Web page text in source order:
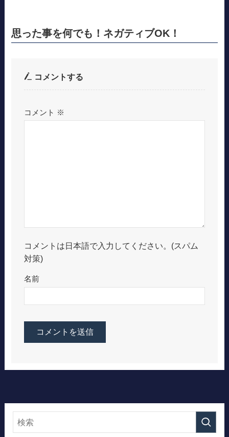
思った事を何でも！ネガティブOK！
コメントする
コメント ※
コメントは日本語で入力してください。(スパム
対策)
名前